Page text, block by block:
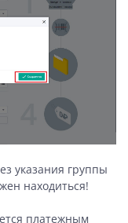
указания группы
находиться!
платежным